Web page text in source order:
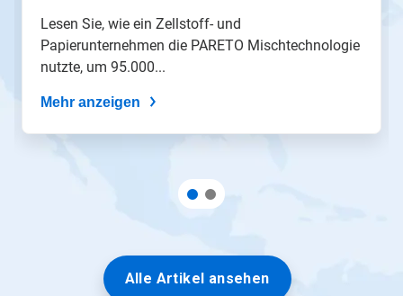
Folien-
Punkten
Lesen Sie, wie ein Zellstoff- und
Papierunternehmen die PARETO Mischtechnologie
nutzte, um 95.000...
Mehr anzeigen
Alle Artikel ansehen